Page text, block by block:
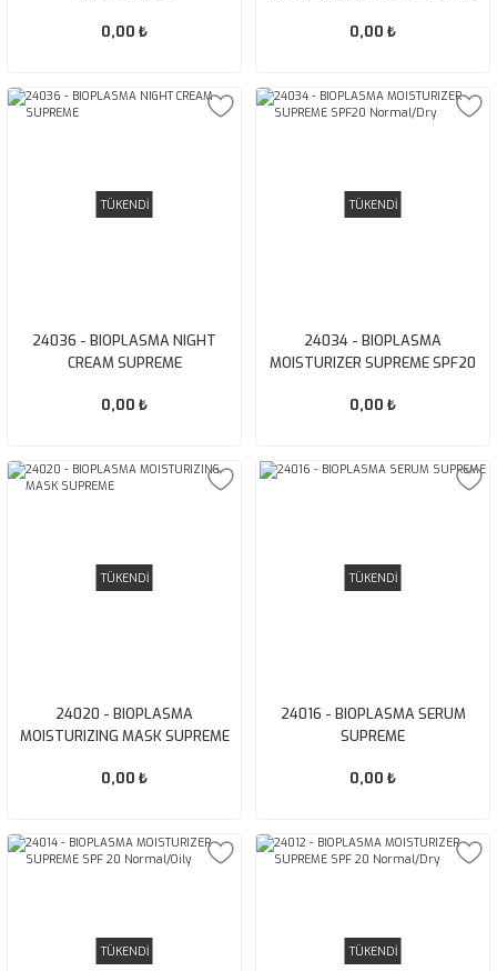
0,00 ₺
0,00 ₺
TÜKENDİ
24036 - BIOPLASMA NIGHT
CREAM SUPREME
0,00 ₺
TÜKENDİ
24034 - BIOPLASMA
MOISTURIZER SUPREME SPF20
0,00 ₺
TÜKENDİ
24020 - BIOPLASMA
MOISTURIZING MASK SUPREME
0,00 ₺
TÜKENDİ
24016 - BIOPLASMA SERUM
SUPREME
0,00 ₺
TÜKENDİ TÜKENDİ